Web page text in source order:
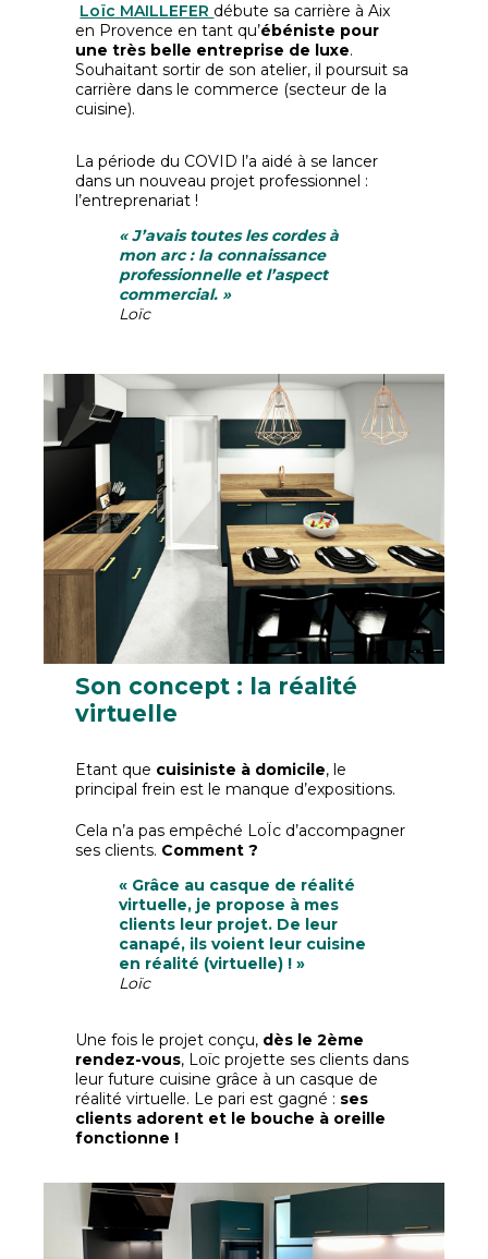
Loïc MAILLEFER débute sa carrière à Aix
en Provence en tant qu’ébéniste pour
une très belle entreprise de luxe.
Souhaitant sortir de son atelier, il poursuit sa
carrière dans le commerce (secteur de la
cuisine).
La période du COVID l’a aidé à se lancer
dans un nouveau projet professionnel :
l’entreprenariat !
« J’avais toutes les cordes à
mon arc : la connaissance
professionnelle et l’aspect
commercial. »
Loïc
Son concept : la réalité
virtuelle
Etant que cuisiniste à domicile, le
principal frein est le manque d’expositions.
Cela n’a pas empêché LoÏc d’accompagner
ses clients. Comment ?
« Grâce au casque de réalité
virtuelle, je propose à mes
clients leur projet. De leur
canapé, ils voient leur cuisine
en réalité (virtuelle) ! »
Loïc
Une fois le projet conçu, dès le 2ème
rendez-vous, Loïc projette ses clients dans
leur future cuisine grâce à un casque de
réalité virtuelle. Le pari est gagné : ses
clients adorent et le bouche à oreille
fonctionne !